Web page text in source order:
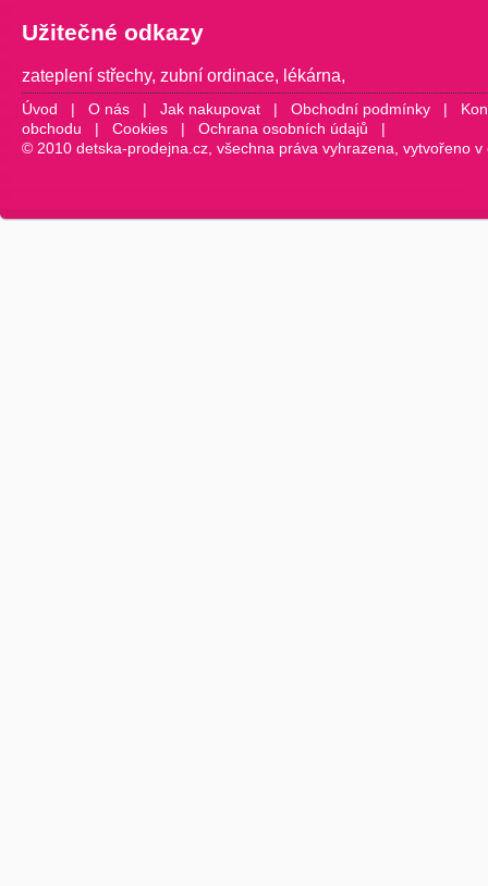
Užitečné odkazy
zateplení střechy, zubní ordinace, lékárna,
Úvod | O nás | Jak nakupovat | Obchodní podmínky |
obchodu | Cookies | Ochrana osobních údajů |
© 2010 detska-prodejna.cz, všechna práva vyhrazena, vytvořeno v